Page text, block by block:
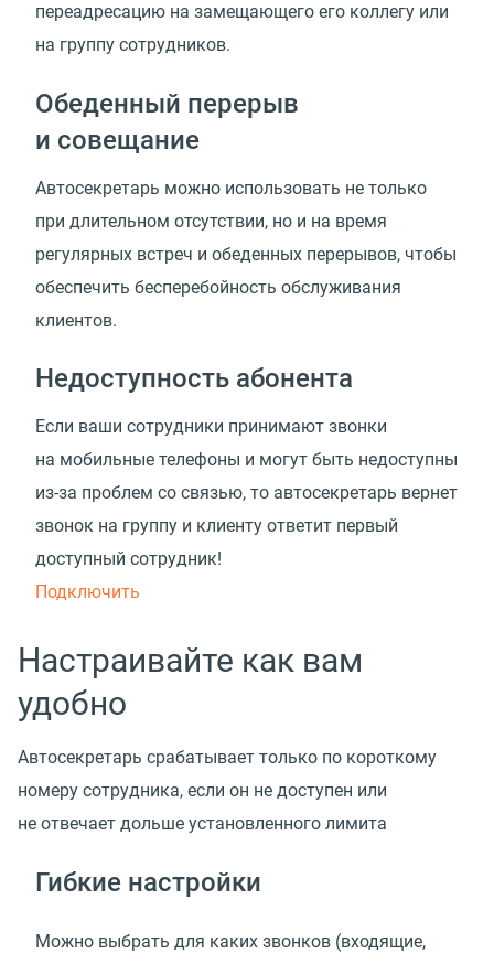
переадресацию на замещающего его коллегу или
на группу сотрудников.
Обеденный перерыв
и совещание
Автосекретарь можно использовать не только
при длительном отсутствии, но и на время
регулярных встреч и обеденных перерывов, чтобы
обеспечить бесперебойность обслуживания
клиентов.
Недоступность абонента
Если ваши сотрудники принимают звонки
на мобильные телефоны и могут быть недоступны
из-за проблем со связью, то автосекретарь вернет
звонок на группу и клиенту ответит первый
доступный сотрудник!
Подключить
Настраивайте как вам
удобно
Автосекретарь срабатывает только по короткому
номеру сотрудника, если он не доступен или
не отвечает дольше установленного лимита
Гибкие настройки
Можно выбрать для каких звонков (входящие,